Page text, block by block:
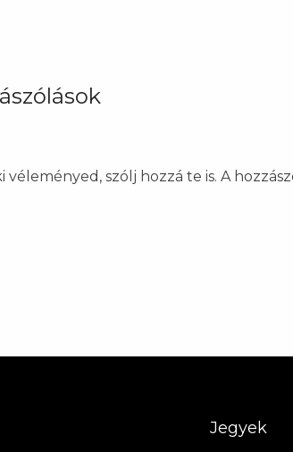
véleményed, szólj hozzá te is. A
Jegyek